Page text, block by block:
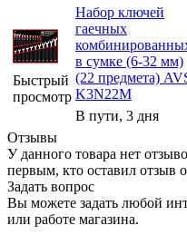
Быстрый
просмотр
Набор ключей
гаечных
в сумке (6-32 мм)
(22 предмета)
K3N22M
В пути, 3 дня
Отзывы
У данного товара нет
первым, кто оставил отзыв
Задать вопрос
Вы можете задать любой
или работе магазина.